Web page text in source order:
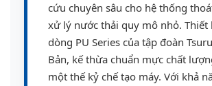
cứu chuyên sâu cho hệ thống
xử lý nước thải quy mô nhỏ. Thiết
dòng PU Series của tập đoàn
Bản, kế thừa chuẩn mực chất
một thế kỷ chế tạo máy. Với khả